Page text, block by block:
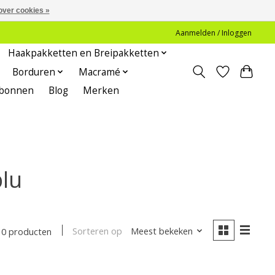
Aanmelden / Inloggen
Haakpakketten en Breipakketten
Borduren
Macramé
Blog Merken
0 producten Sorteren op Meest bekeken
cookies »